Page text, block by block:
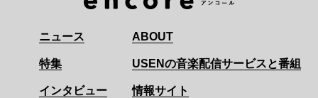
ニュース
特集
インタビュー
ABOUT
USENの音楽配信サービスと番組
情報サイト